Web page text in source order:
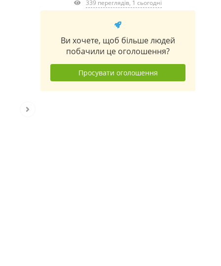
339 переглядів, 1 сьогодні
Ви хочете, щоб більше людей
побачили це оголошення?
Просувати оголошення